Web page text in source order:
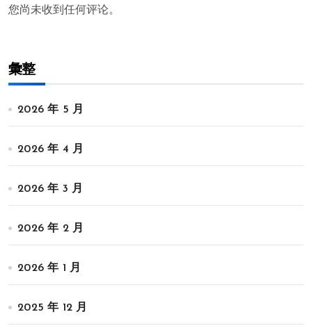
您尚未收到任何评论。
彙整
2026 年 5 月
2026 年 4 月
2026 年 3 月
2026 年 2 月
2026 年 1 月
2025 年 12 月